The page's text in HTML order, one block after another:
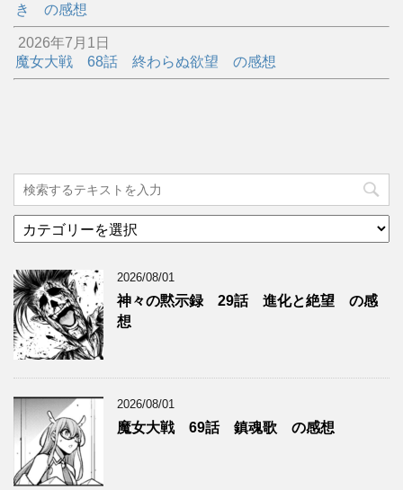
き の感想
2026年7月1日
魔女大戦 68話 終わらぬ欲望 の感想
テ
リ
ー
2026/08/01
神々の黙示録 29話 進化と絶望 の感
想
2026/08/01
魔女大戦 69話 鎮魂歌 の感想